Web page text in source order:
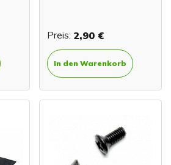
Preis: 2,90 €
In den Warenkorb